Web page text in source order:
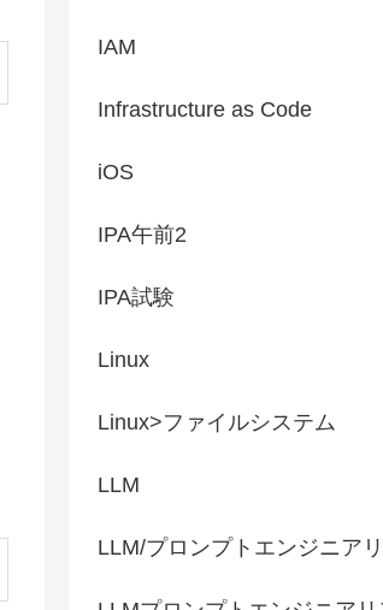
IAM
Infrastructure as Code
iOS
IPA午前2
IPA試験
Linux
Linux>ファイルシステム
LLM
LLM/プロンプトエンジニア